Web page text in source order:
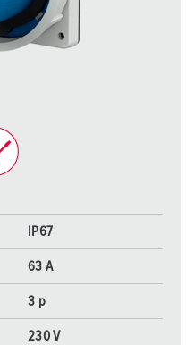
IP67
63 A
3 p
230 V